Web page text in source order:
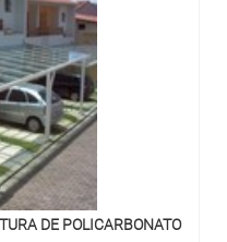
DE POLICARBONATO